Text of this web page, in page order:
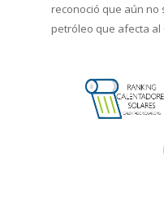
reconoció que aún
petróleo que afecta al